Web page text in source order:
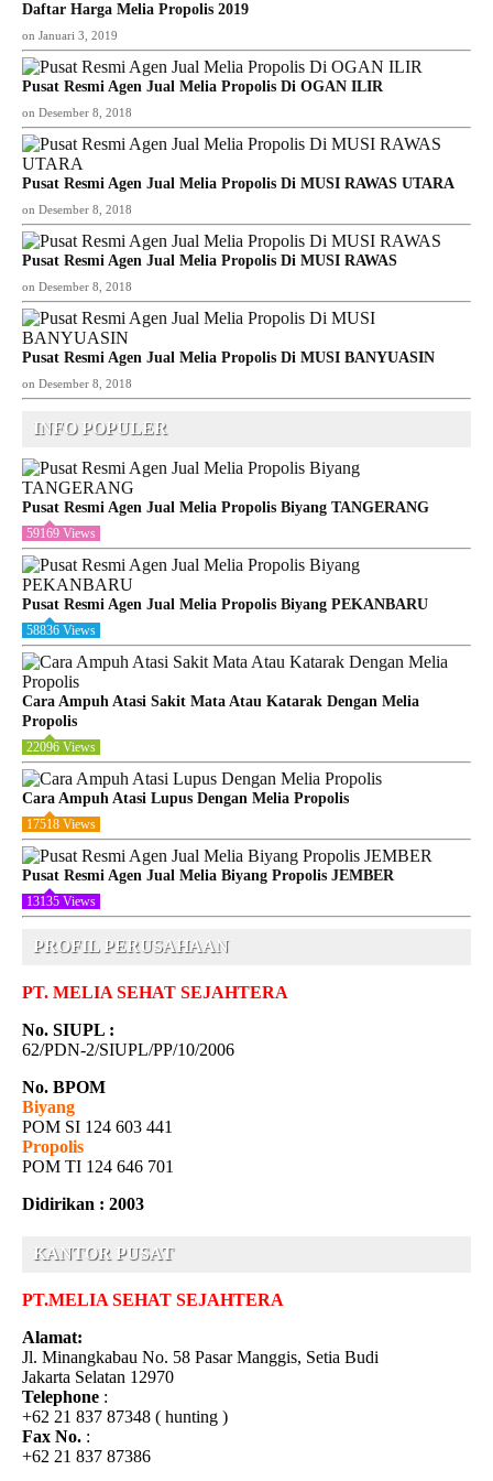
Daftar Harga Melia Propolis 2019
on Januari 3, 2019
Pusat Resmi Agen Jual Melia Propolis Di OGAN ILIR
on Desember 8, 2018
Pusat Resmi Agen Jual Melia Propolis Di MUSI RAWAS UTARA
on Desember 8, 2018
Pusat Resmi Agen Jual Melia Propolis Di MUSI RAWAS
on Desember 8, 2018
Pusat Resmi Agen Jual Melia Propolis Di MUSI BANYUASIN
on Desember 8, 2018
INFO POPULER
Pusat Resmi Agen Jual Melia Propolis Biyang TANGERANG
59169 Views
Pusat Resmi Agen Jual Melia Propolis Biyang PEKANBARU
58836 Views
Cara Ampuh Atasi Sakit Mata Atau Katarak Dengan Melia
Propolis
22096 Views
Cara Ampuh Atasi Lupus Dengan Melia Propolis
17518 Views
Pusat Resmi Agen Jual Melia Biyang Propolis JEMBER
13135 Views
PROFIL PERUSAHAAN
PT. MELIA SEHAT SEJAHTERA
No. SIUPL :
62/PDN-2/SIUPL/PP/10/2006
No. BPOM
Biyang
POM SI 124 603 441
Propolis
POM TI 124 646 701
Didirikan : 2003
KANTOR PUSAT
PT.MELIA SEHAT SEJAHTERA
Alamat:
Jl. Minangkabau No. 58 Pasar Manggis, Setia Budi
Jakarta Selatan 12970
Telephone :
+62 21 837 87348 ( hunting )
Fax No. :
+62 21 837 87386